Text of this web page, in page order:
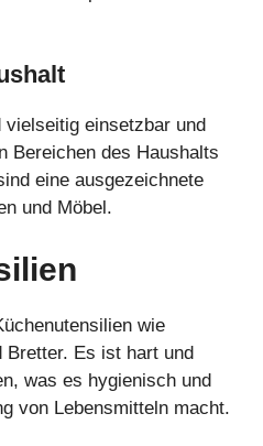
einsetzbar und
Bereichen des Haushalts
eine ausgezeichnete
und Möbel.
wie
Bretter. Es ist hart und
was es hygienisch und
von Lebensmitteln macht.